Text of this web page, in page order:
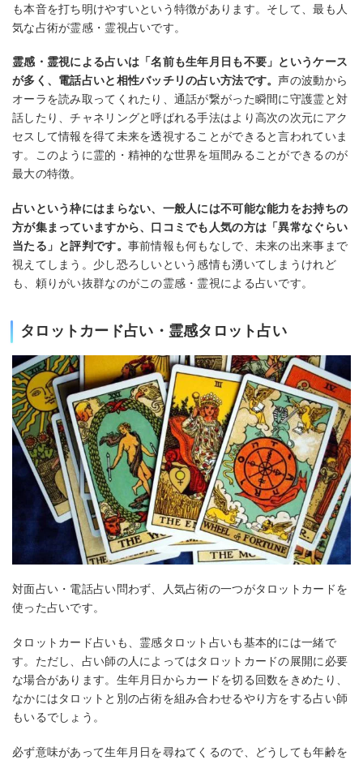
も本音を打ち明けやすいという特徴があります。そして、最も人
気な占術が霊感・霊視占いです。
霊感・霊視による占いは「名前も生年月日も不要」というケース
が多く、電話占いと相性バッチリの占い方法です。声の波動から
オーラを読み取ってくれたり、通話が繋がった瞬間に守護霊と対
話したり、チャネリングと呼ばれる手法はより高次の次元にアク
セスして情報を得て未来を透視することができると言われていま
す。このように霊的・精神的な世界を垣間みることができるのが
最大の特徴。
占いという枠にはまらない、一般人には不可能な能力をお持ちの
方が集まっていますから、口コミでも人気の方は「異常なぐらい
当たる」と評判です。 事前情報も何もなしで、未来の出来事まで
視えてしまう。少し恐ろしいという感情も湧いてしまうけれど
も、頼りがい抜群なのがこの霊感・霊視による占いです。
タロットカード占い・霊感タロット占い
対面占い・電話占い問わず、人気占術の一つがタロットカードを
使った占いです。
タロットカード占いも、霊感タロット占いも基本的には一緒で
す。ただし、占い師の人によってはタロットカードの展開に必要
な場合があります。生年月日からカードを切る回数をきめたり、
なかにはタロットと別の占術を組み合わせるやり方をする占い師
もいるでしょう。
必ず意味があって生年月日を尋ねてくるので、どうしても年齢を